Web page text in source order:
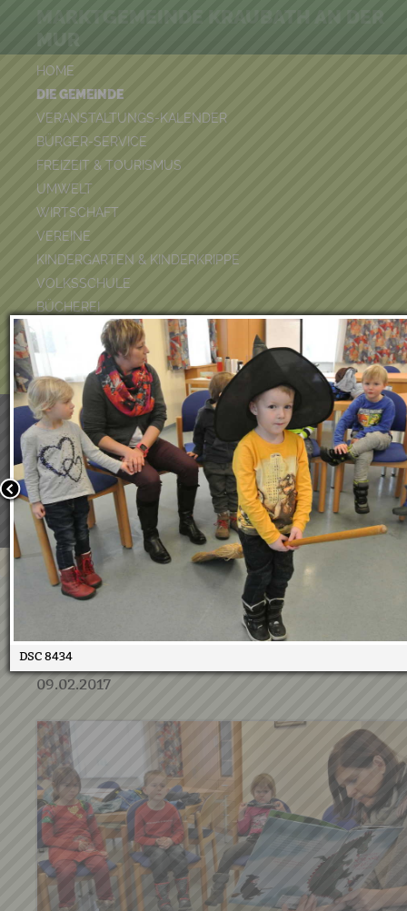
HOME
DIE GEMEINDE
VERANSTALTUNGS-KALENDER
BÜRGER-SERVICE
FREIZEIT & TOURISMUS
UMWELT
WIRTSCHAFT
VEREINE
KINDERGARTEN & KINDERKRIPPE
VOLKSSCHULE
BÜCHEREI
FEUERWEHR
DUATHLON 2026
POOLKALENDER
MUR
Wir verwenden Cookies, um unsere Webseite für Sie
benutzerfreundlich zu gestalten. Wenn Sie fortfahren,
an, dass Sie mit der Verwendung von Cookies auf
einverstanden sind.
Weitere Informationen:
Datenschutzerklärung/Cookie-
Bestätigen
Kindergartenkinder in der
Bücherei 2.2.2017
09.02.2017
DSC 8434